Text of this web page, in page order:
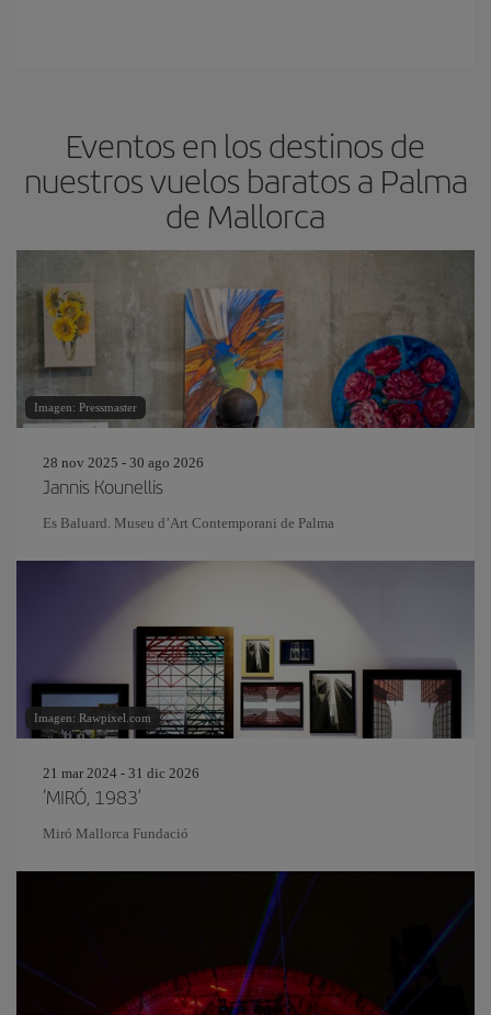
Eventos en los destinos de
nuestros vuelos baratos a Palma
de Mallorca
Imagen: Pressmaster
28 nov 2025 - 30 ago 2026
Jannis Kounellis
Es Baluard. Museu d’Art Contemporani de Palma
Imagen: Rawpixel.com
21 mar 2024 - 31 dic 2026
‘MIRÓ, 1983’
Miró Mallorca Fundació